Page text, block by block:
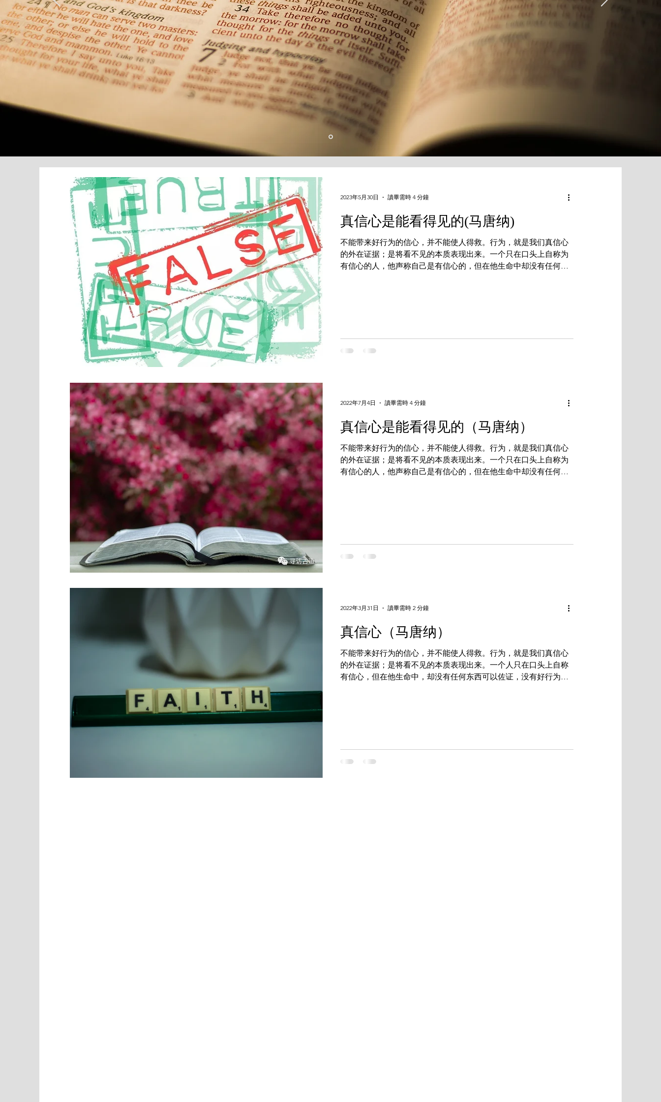
真信心是能看得见的(马唐纳)
不能带来好行为的信心，并不能使人得救。行为，就是我们真信心
的外在证据；是将看不见的本质表现出来。一个只在口头上自称为
有信心的人，他声称自己是有信心的，但在他生命中却没有任何东
2023年5月30日 讀畢需時 4 分鐘
真信心是能看得见的（马唐纳）
不能带来好行为的信心，并不能使人得救。行为，就是我们真信心
的外在证据；是将看不见的本质表现出来。一个只在口头上自称为
有信心的人，他声称自己是有信心的，但在他生命中却没有任何东
2022年7月4日 讀畢需時 4 分鐘
真信心（马唐纳）
不能带来好行为的信心，并不能使人得救。行为，就是我们真信心
的外在证据；是将看不见的本质表现出来。一个人只在口头上自称
有信心，但在他生命中，却没有任何东西可以佐证，没有好行为加
2022年3月31日 讀畢需時 2 分鐘